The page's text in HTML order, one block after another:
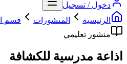
دخول / تسجيل
الرئيسية
المنشورات
قسم
منشور تعليمي
اذاعة مدرسية للكشافة